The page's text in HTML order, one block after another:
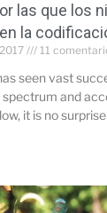
las que los
la
11
seen vast
spectrum and
it is no